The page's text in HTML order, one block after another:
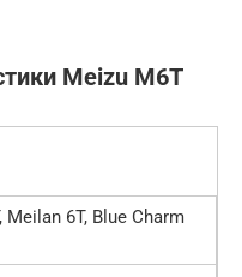
Meizu M6T
Meilan 6T, Blue Charm